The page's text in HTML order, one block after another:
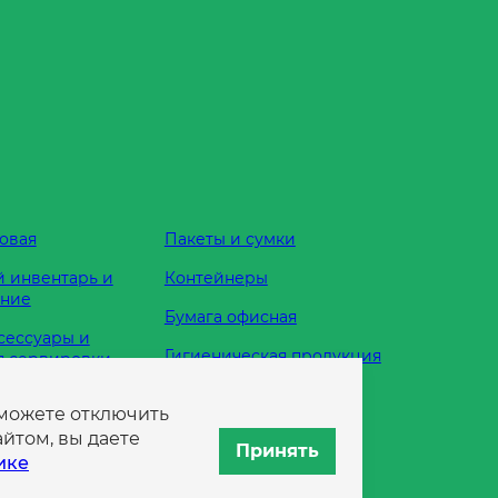
инвентарь и
и
сервировки
Пакеты и сумки
Контейнеры
Бумага офисная
Гигиеническая продукция
отключить
вы даете
Принять